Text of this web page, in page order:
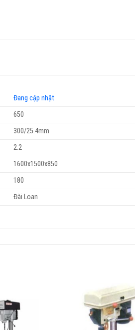
Đang cập nhật
650
300/25.4mm
2.2
1600x1500x850
180
Đài Loan